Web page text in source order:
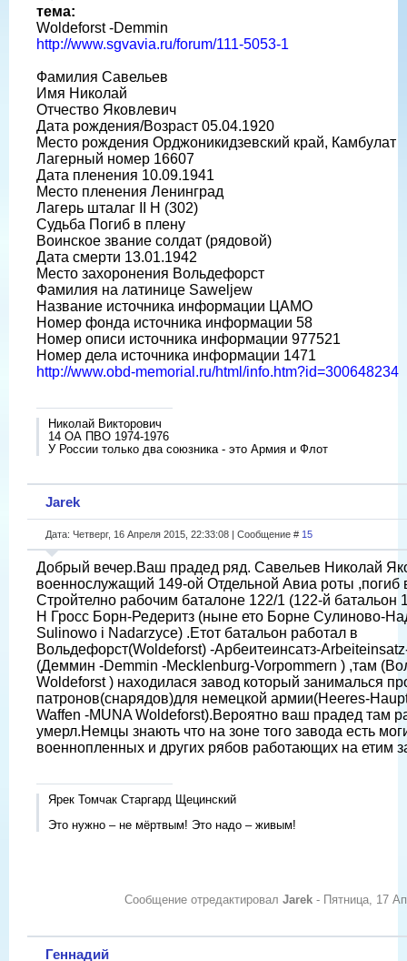
тема:
Woldeforst -Demmin
http://www.sgvavia.ru/forum/111-5053-1
Фамилия Савельев
Имя Николай
Отчество Яковлевич
Дата рождения/Возраст 05.04.1920
Место рождения Орджоникидзевский край, Камбулат
Лагерный номер 16607
Дата пленения 10.09.1941
Место пленения Ленинград
Лагерь шталаг II H (302)
Судьба Погиб в плену
Воинское звание солдат (рядовой)
Дата смерти 13.01.1942
Место захоронения Вольдефорст
Фамилия на латинице Saweljew
Название источника информации ЦАМО
Номер фонда источника информации 58
Номер описи источника информации 977521
Номер дела источника информации 1471
http://www.obd-memorial.ru/html/info.htm?id=300648234
Николай Викторович
14 ОА ПВО 1974-1976
У России только два союзника - это Армия и Флот
Jarek
Дата: Четверг, 16 Апреля 2015, 22:33:08 | Сообщение # 15
Добрый вечер.Ваш прадед ряд. Савельев Николай
военнослужащий 149-ой Отдельной Авиа роты ,погиб
Стройтелно рабочим баталоне 122/1 (122-й батальон
H Гросс Борн-Редеритз (ныне ето Борне Сулиново-
Sulinowo i Nadarzyce) .Етот батальон работал в
Вольдефорст(Woldeforst) -Арбеитеинсатз-
(Деммин -Demmin -Mecklenburg-Vorpommern ) ,там
Woldeforst ) находилася завод который занималься
патронов(снарядов)для немецкой армии(Heeres-
Waffen -MUNA Woldeforst).Вероятно ваш прадед там
умерл.Немцы знають что на зоне того завода есть
военнопленных и других рябов работающих на етим
Ярек Томчак Старгард Щецинский
Это нужно – не мёртвым! Это надо – живым!
Сообщение отредактировал Jarek - Пятница, 17
Геннадий